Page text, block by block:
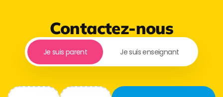
Contactez-nous
Je suis parent Je suis enseignant